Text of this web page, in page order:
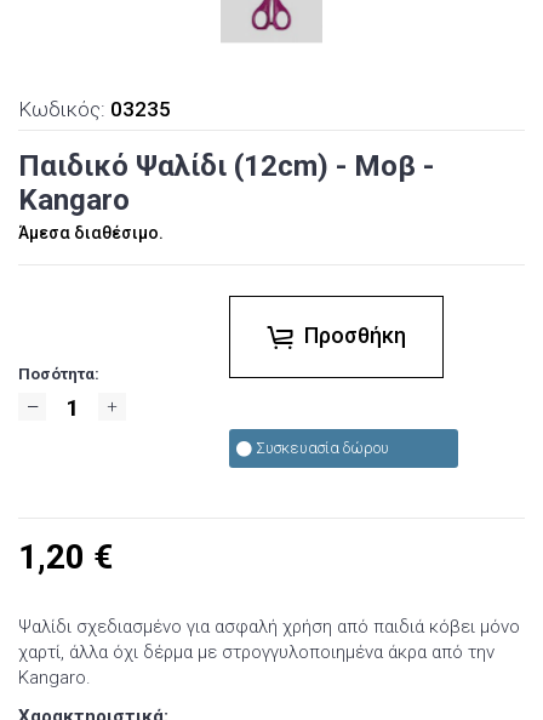
Κωδικός: 03235
Παιδικό Ψαλίδι (12cm) - Μοβ -
Kangaro
Άμεσα διαθέσιμο.
Ποσότητα:
Προσθήκη
Συσκευασία δώρου
1,20 €
Ψαλίδι σχεδιασμένο για ασφαλή χρήση από παιδιά κόβει μόνο
χαρτί, άλλα όχι δέρμα με στρογγυλοποιημένα άκρα από την
Kangaro.